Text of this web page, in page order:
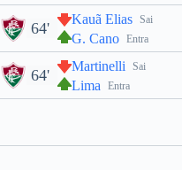
Sai
Kauã Elias
Entra
G. Cano
64'
Sai
Martinelli
Entra
Lima
64'